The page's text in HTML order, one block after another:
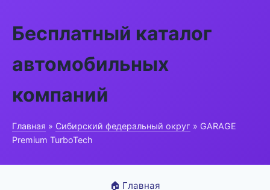
Бесплатный каталог
автомобильных
компаний
Главная » Сибирский федеральный округ » GARAGE
Premium TurboTech
🏠 Главная